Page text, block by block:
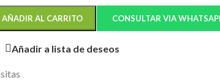
AÑADIR AL CARRITO CONSULTAR VIA
Añadir a lista de deseos